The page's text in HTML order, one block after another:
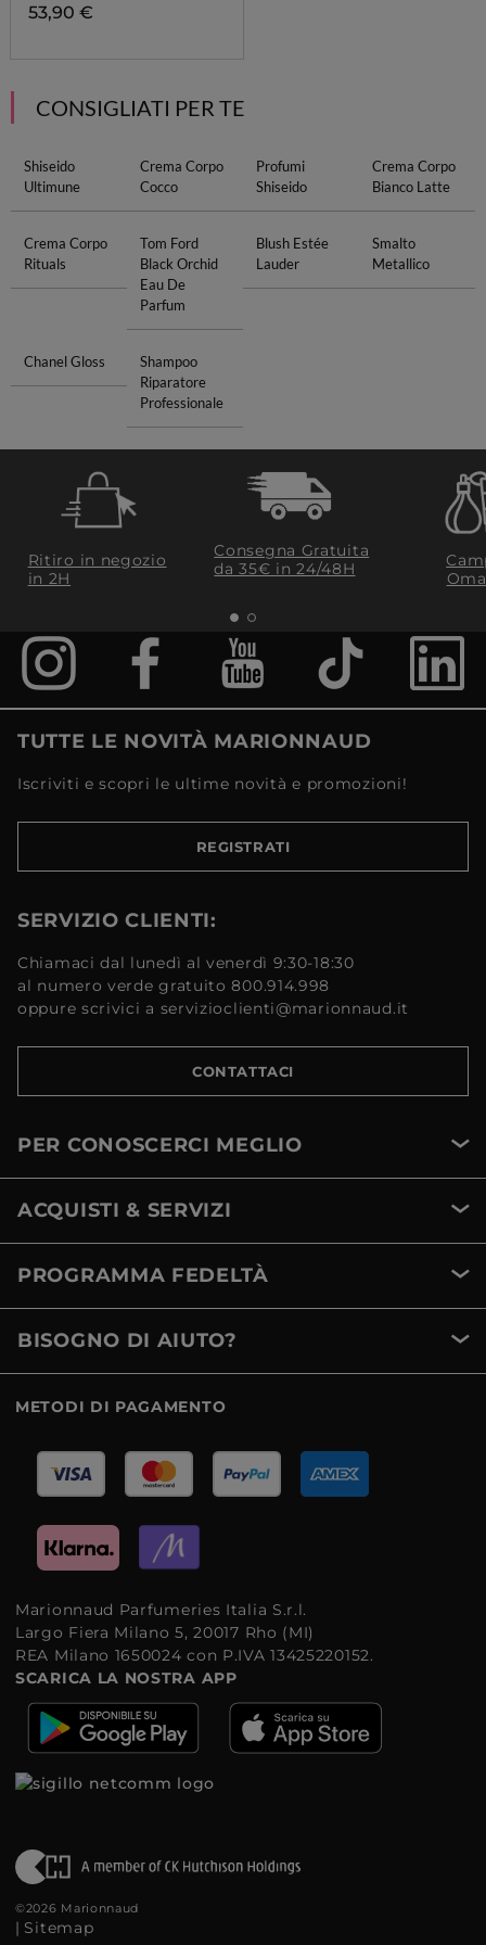
53,90 €
CONSIGLIATI PER TE
Shiseido
Ultimune
Crema Corpo
Cocco
Profumi
Shiseido
Crema Corpo
Bianco Latte
Crema Corpo
Rituals
Tom Ford
Black Orchid
Eau De
Parfum
Blush Estée
Lauder
Smalto
Metallico
Chanel Gloss
Shampoo
Riparatore
Professionale
Ritiro in negozio
in 2H
Consegna Gratuita
da 35€​ in 24/48H
TUTTE LE NOVITÀ MARIONNAUD
Iscriviti e scopri le ultime novità e promozioni!
REGISTRATI
SERVIZIO CLIENTI:
Chiamaci dal lunedì al venerdì 9:30-18:30
al numero verde gratuito 800.914.998
oppure scrivici a servizioclienti@marionnaud.it
CONTATTACI
PER CONOSCERCI MEGLIO
ACQUISTI & SERVIZI
PROGRAMMA FEDELTÀ
BISOGNO DI AIUTO?
METODI DI PAGAMENTO
Marionnaud Parfumeries Italia S.r.l.
Largo Fiera Milano 5, 20017 Rho (MI)
REA Milano 1650024 con P.IVA 13425220152.
SCARICA LA NOSTRA APP
©2026 Marionnaud
| Sitemap